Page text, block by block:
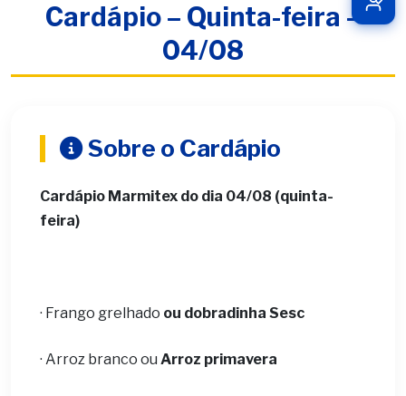
Cardápio – Quinta-feira –
04/08
Sobre o Cardápio
Cardápio Marmitex do dia 04/08 (quinta-
feira)
· Frango grelhado ou dobradinha Sesc
· Arroz branco ou Arroz primavera